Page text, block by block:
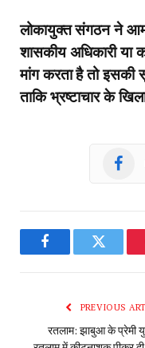
लोकायुक्त संगठन ने
शासकीय अधिकारी या
मांग करता है तो इसकी
ताकि भ्रष्टाचार के
FacebookTwitter
PREVIOUS
रतलाम: झाबुआ के प्रेमी